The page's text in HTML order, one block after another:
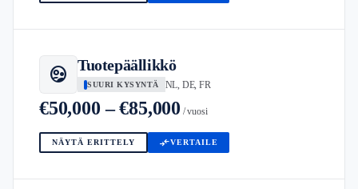
supervised_user_circle Tuotepäällikkö
SUURI KYSYNTÄ NL, DE, FR
€50,000 – €85,000 / vuosi
NÄYTÄ ERITTELY compare_arrowsVERTAILE